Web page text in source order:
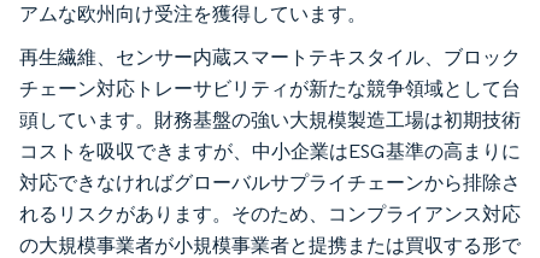
アムな欧州向け受注を獲得しています。
再生繊維、センサー内蔵スマートテキスタイル、ブロック
チェーン対応トレーサビリティが新たな競争領域として台
頭しています。財務基盤の強い大規模製造工場は初期技術
コストを吸収できますが、中小企業はESG基準の高まりに
対応できなければグローバルサプライチェーンから排除さ
れるリスクがあります。そのため、コンプライアンス対応
の大規模事業者が小規模事業者と提携または買収する形で